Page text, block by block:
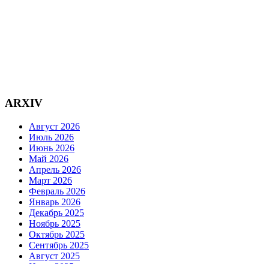
ARXIV
Август 2026
Июль 2026
Июнь 2026
Май 2026
Апрель 2026
Март 2026
Февраль 2026
Январь 2026
Декабрь 2025
Ноябрь 2025
Октябрь 2025
Сентябрь 2025
Август 2025